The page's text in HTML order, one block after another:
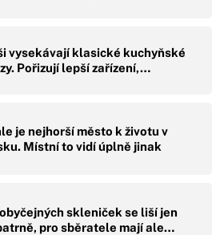
vysekávají klasické kuchyňské
Pořizují lepší zařízení,…
je nejhorší město k životu v
Místní to vidí úplně jinak
skleniček se liší jen
pro sběratele mají ale…